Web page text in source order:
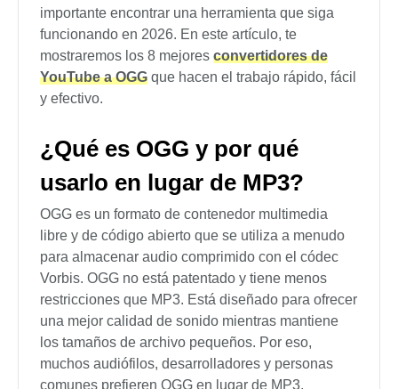
importante encontrar una herramienta que siga
funcionando en 2026. En este artículo, te
mostraremos los 8 mejores convertidores de
YouTube a OGG que hacen el trabajo rápido, fácil
y efectivo.
¿Qué es OGG y por qué
usarlo en lugar de MP3?
OGG es un formato de contenedor multimedia
libre y de código abierto que se utiliza a menudo
para almacenar audio comprimido con el códec
Vorbis. OGG no está patentado y tiene menos
restricciones que MP3. Está diseñado para ofrecer
una mejor calidad de sonido mientras mantiene
los tamaños de archivo pequeños. Por eso,
muchos audiófilos, desarrolladores y personas
comunes prefieren OGG en lugar de MP3.